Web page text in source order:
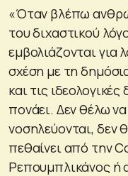
«Όταν βλέπω
του διχαστικού
εμβολιάζονται για
σχέση με τη
και τις
πονάει. Δεν θέλω
νοσηλεύονται, δεν
πεθαίνει από την
Ρεπουμπλικάνος ή